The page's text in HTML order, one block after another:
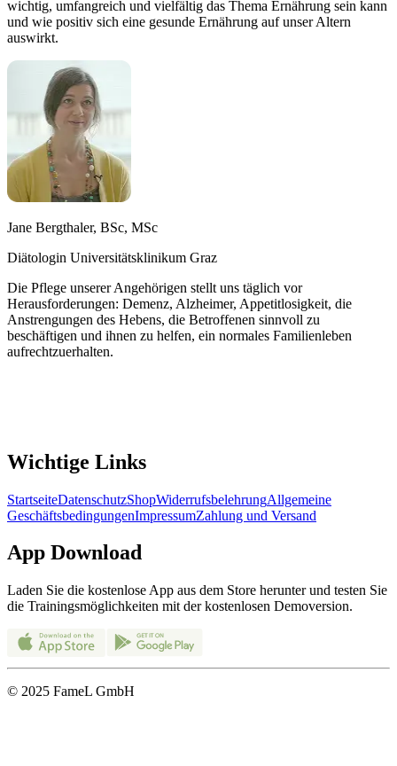
wichtig, umfangreich und vielfältig das Thema Ernährung sein kann
und wie positiv sich eine gesunde Ernährung auf unser Altern
auswirkt.
Jane Bergthaler, BSc, MSc
Diätologin Universitätsklinikum Graz
Die Pflege unserer Angehörigen stellt uns täglich vor
Herausforderungen: Demenz, Alzheimer, Appetitlosigkeit, die
Anstrengungen des Hebens, die Betroffenen sinnvoll zu
beschäftigen und ihnen zu helfen, ein normales Familienleben
aufrechtzuerhalten.
Wichtige Links
StartseiteDatenschutzShopWiderrufsbelehrungAllgemeine
GeschäftsbedingungenImpressumZahlung und Versand
App Download
Laden Sie die kostenlose App aus dem Store herunter und testen Sie
die Trainingsmöglichkeiten mit der kostenlosen Demoversion.
© 2025 FameL GmbH